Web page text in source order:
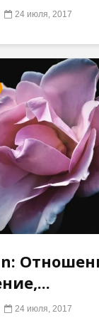
24 июля, 2017
24 июля, 2017